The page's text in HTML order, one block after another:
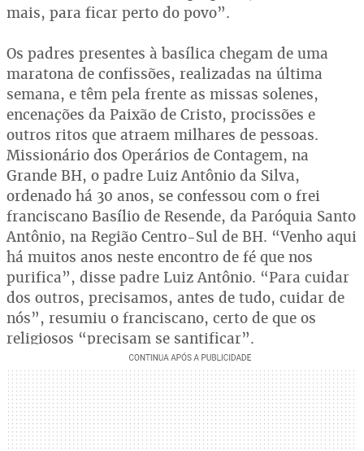
mais, para ficar perto do povo”.
Os padres presentes à basílica chegam de uma
maratona de confissões, realizadas na última
semana, e têm pela frente as missas solenes,
encenações da Paixão de Cristo, procissões e
outros ritos que atraem milhares de pessoas.
Missionário dos Operários de Contagem, na
Grande BH, o padre Luiz Antônio da Silva,
ordenado há 30 anos, se confessou com o frei
franciscano Basílio de Resende, da Paróquia Santo
Antônio, na Região Centro-Sul de BH. “Venho aqui
há muitos anos neste encontro de fé que nos
purifica”, disse padre Luiz Antônio. “Para cuidar
dos outros, precisamos, antes de tudo, cuidar de
nós”, resumiu o franciscano, certo de que os
religiosos “precisam se santificar”.